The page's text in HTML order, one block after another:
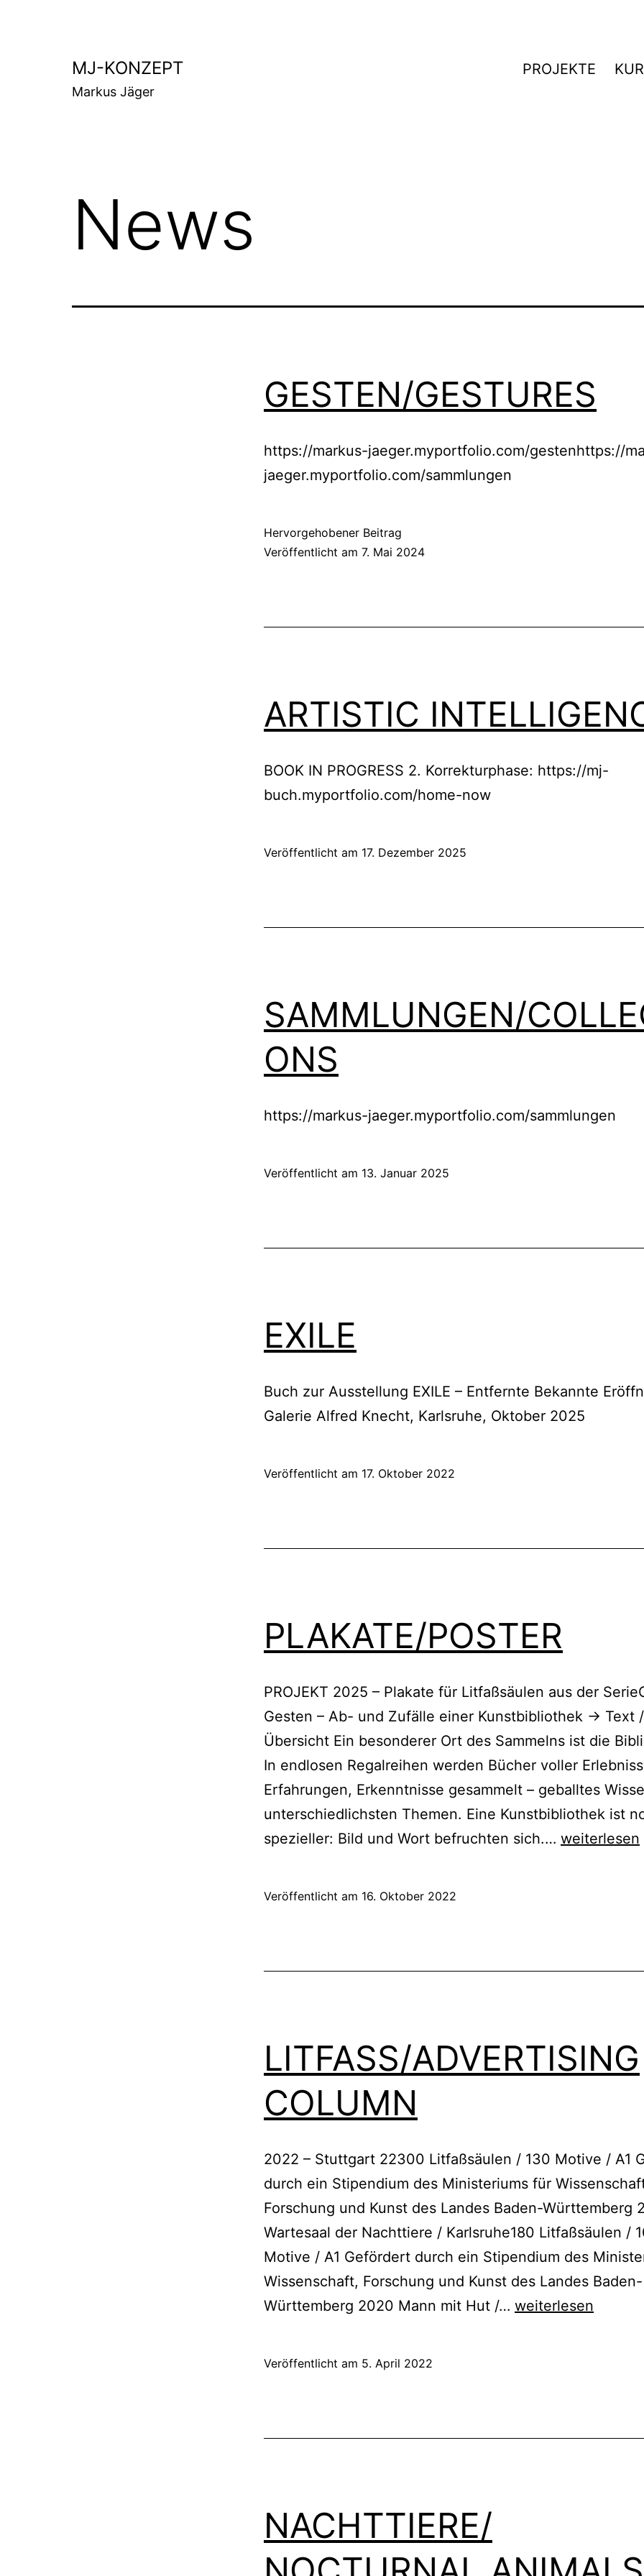
MJ-KONZEPT
Markus Jäger
PROJEKTE
News
GESTEN/GESTURES
https://markus-jaeger.myportfolio.com/gestenhttps://
jaeger.myportfolio.com/sammlungen
Hervorgehobener Beitrag
Veröffentlicht am 7. Mai 2024
ARTISTIC
BOOK IN PROGRESS 2. Korrekturphase: https://mj-
buch.myportfolio.com/home-now
Veröffentlicht am 17. Dezember 2025
SAMMLUNGEN/
ONS
https://markus-jaeger.myportfolio.com/sammlungen
Veröffentlicht am 13. Januar 2025
EXILE
Buch zur Ausstellung EXILE – Entfernte Bekannte
Galerie Alfred Knecht, Karlsruhe, Oktober 2025
Veröffentlicht am 17. Oktober 2022
PLAKATE/POSTER
PROJEKT 2025 – Plakate für Litfaßsäulen aus der
Gesten – Ab- und Zufälle einer Kunstbibliothek -> Text
Übersicht Ein besonderer Ort des Sammelns ist die
In endlosen Regalreihen werden Bücher voller
Erfahrungen, Erkenntnisse gesammelt – geballtes
unterschiedlichsten Themen. Eine Kunstbibliothek ist
spezieller: Bild und Wort befruchten sich.… PLAKATE/
weiterlesen
Veröffentlicht am 16. Oktober 2022
LITFASS/ADVERTISING
COLUMN
2022 – Stuttgart 22300 Litfaßsäulen / 130 Motive / A1
durch ein Stipendium des Ministeriums für
Forschung und Kunst des Landes Baden-Württemberg
Wartesaal der Nachttiere / Karlsruhe180 Litfaßsäulen /
Motive / A1 Gefördert durch ein Stipendium des
Wissenschaft, Forschung und Kunst des Landes Baden-
Württemberg 2020 Mann mit Hut /… LITFASS/
weiterlesen
Veröffentlicht am 5. April 2022
NACHTTIERE/